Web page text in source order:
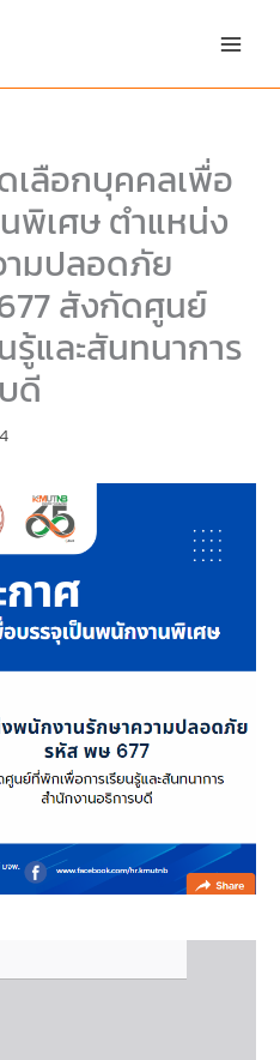
เลือกบุคคลเพื่อ
พิเศษ ตำแหน่ง
มปลอดภัย
สังกัดศูนย์
รู้และสันทนาการ
ดี